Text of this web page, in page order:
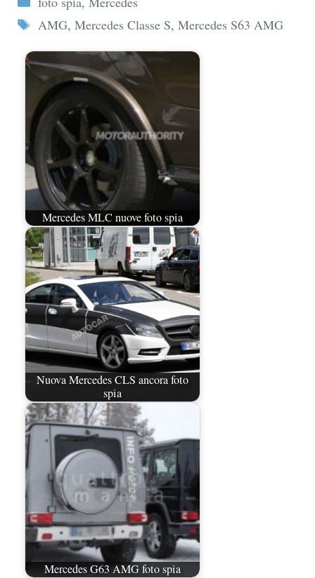
Tag
AMG, Mercedes Classe S, Mercedes S63 AMG
Mercedes MLC nuove foto spia
Nuova Mercedes CLS ancora foto
spia
Mercedes G63 AMG foto spia